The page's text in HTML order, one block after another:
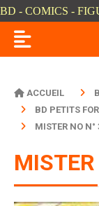
BD - COMICS -
ACCUEIL
BD PETITS
MISTER NO N°
MISTER